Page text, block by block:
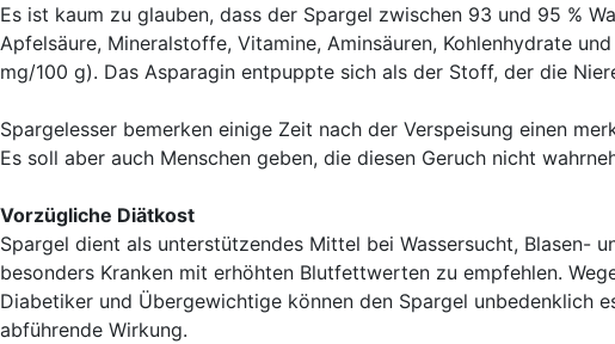
Es ist kaum zu glauben, dass der Spargel zwischen 93 und 95 %
Apfelsäure, Mineralstoffe, Vitamine, Aminsäuren, Kohlenhydrate
mg/100 g). Das Asparagin entpuppte sich als der Stoff, der die
Spargelesser bemerken einige Zeit nach der Verspeisung einen
Es soll aber auch Menschen geben, die diesen Geruch nicht
Vorzügliche Diätkost
Spargel dient als unterstützendes Mittel bei Wassersucht, Blasen-
besonders Kranken mit erhöhten Blutfettwerten zu empfehlen.
Diabetiker und Übergewichtige können den Spargel unbedenklich
abführende Wirkung.